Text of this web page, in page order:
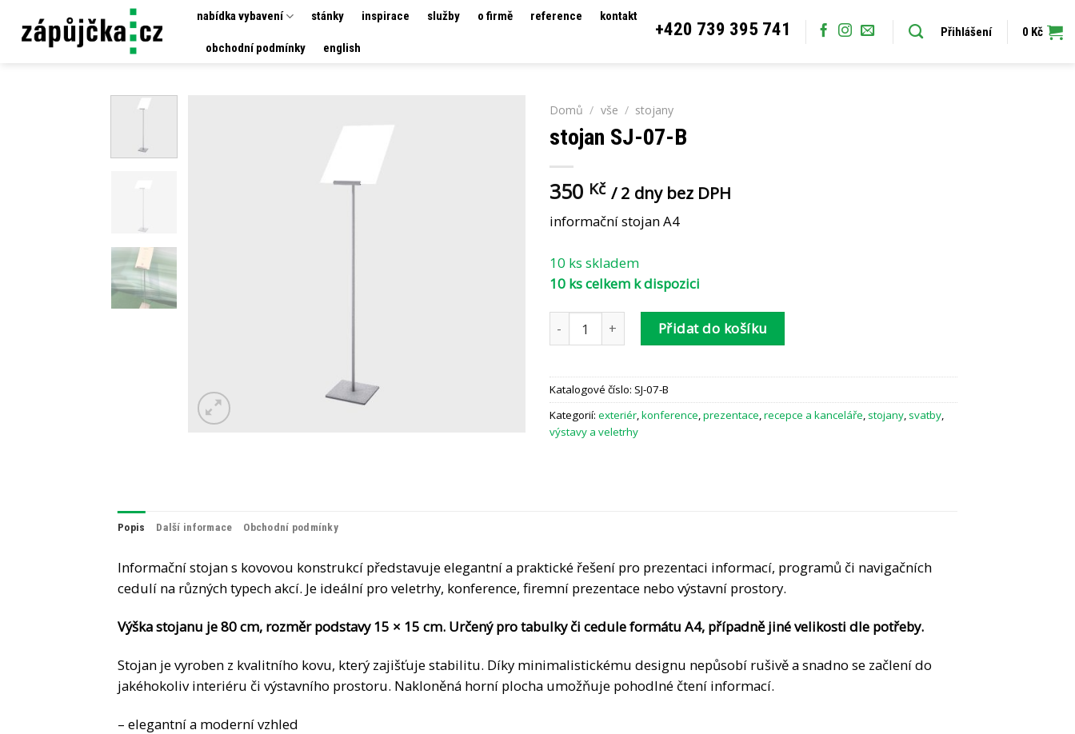
nabídka vybavení stánky inspirace služby o firmě reference kontakt
obchodní podmínky english
+420 739 395 741 Přihlášení 0 Kč
Domů / vše / stojany
stojan SJ-07-B
350 Kč / 2 dny bez DPH
informační stojan A4
10 ks skladem
10 ks celkem k dispozici
stojan SJ-07-B množstvíPřidat do košíku
Katalogové číslo: SJ-07-B
Kategorií: exteriér,konference,prezentace,recepce a kanceláře, stojany, svatby,
výstavy a veletrhy
Popis Další informace Obchodní podmínky
Informační stojan s kovovou konstrukcí představuje elegantní a praktické řešení pro prezentaci informací, programů či navigačních
cedulí na různých typech akcí. Je ideální pro veletrhy, konference, firemní prezentace nebo výstavní prostory.
Výška stojanu je 80 cm, rozměr podstavy 15 × 15 cm. Určený pro tabulky či cedule formátu A4, případně jiné velikosti dle potřeby.
Stojan je vyroben z kvalitního kovu, který zajišťuje stabilitu. Díky minimalistickému designu nepůsobí rušivě a snadno se začlení do
jakéhokoliv interiéru či výstavního prostoru. Nakloněná horní plocha umožňuje pohodlné čtení informací.
– elegantní a moderní vzhled